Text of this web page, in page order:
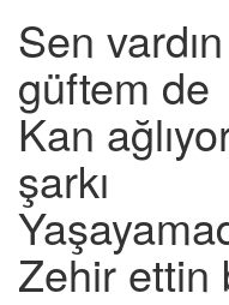
Sen
güftem de
Kan
şarkı
Zehir ettin